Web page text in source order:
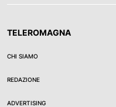
TELEROMAGNA
CHI SIAMO
REDAZIONE
ADVERTISING